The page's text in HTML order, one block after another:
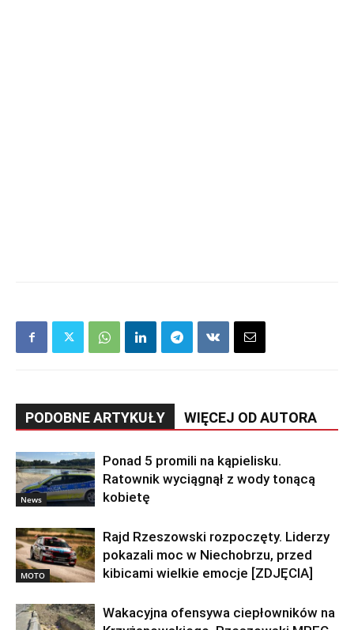
PODOBNE ARTYKUŁY WIĘCEJ OD AUTORA
News
Ponad 5 promili na kąpielisku.
Ratownik wyciągnął z wody tonącą
kobietę
MOTO
Rajd Rzeszowski rozpoczęty. Liderzy
pokazali moc w Niechobrzu, przed
kibicami wielkie emocje [ZDJĘCIA]
Wakacyjna ofensywa ciepłowników na